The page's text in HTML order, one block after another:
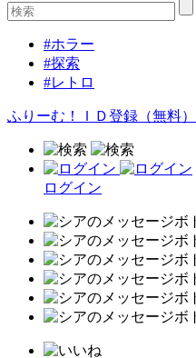
#ホラー
#探索
#レトロ
ふりーむ！ＩＤ登録（無料）
ログイン